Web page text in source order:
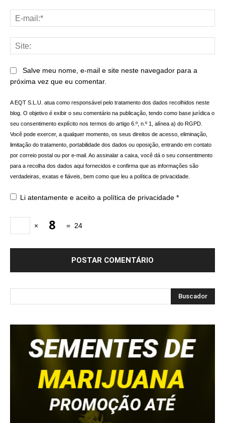
Salve meu nome, e-mail e site neste navegador para a
próxima vez que eu comentar.
A EQT S.L.U. atua como responsável pelo tratamento dos dados recolhidos neste
blog. O objetivo é exibir o seu comentário na publicação, tendo como base jurídica o
seu consentimento explícito nos termos do artigo 6.º, n.º 1, alínea a) do RGPD.
Você pode exercer, a qualquer momento, os seus direitos de acesso, eliminação,
limitação do tratamento, portabilidade dos dados ou oposição, entrando em contato
por correio postal ou por e-mail. Ao assinalar a caixa, você dá o seu consentimento
para a recolha dos dados aqui fornecidos e confirma que as informações são
verdadeiras, exatas e fiáveis, bem como que leu a política de privacidade.
Li atentamente e aceito a política de privacidade *
× = 24
Buscador